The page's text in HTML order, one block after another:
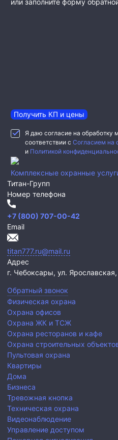
или заполните форму
Получить КП и цены
Я даю согласие на обработку
соответствии с Согласием на
и Политикой
Комплексные охранные
Титан-Групп
Номер телефона
+7 (800) 707-00-42
Email
titan777.ru@mail.ru
Адрес
г. Чебоксары, ул.
Обратный звонок
Физическая охрана
Охрана офисов
Охрана ЖК и ТСЖ
Охрана ресторанов и кафе
Охрана строительных
Пультовая охрана
Квартиры
Дома
Бизнеса
Тревожная кнопка
Техническая охрана
Видеонаблюдение
Управление доступом